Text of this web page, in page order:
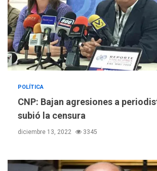
POLÍTICA
CNP: Bajan agresiones a
subió la censura
diciembre 13, 2022 3345